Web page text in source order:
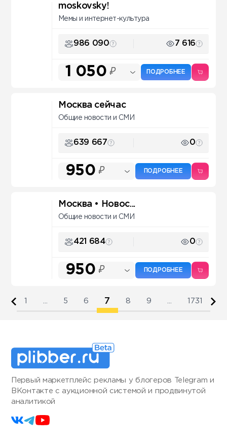
moskovsky!
Мемы и интернет-культура
986 090 7 616
1 050 ₽ ПОДРОБНЕЕ
Москва сейчас
Общие новости и СМИ
639 667 0
950 ₽ ПОДРОБНЕЕ
Москва • Новос...
Общие новости и СМИ
421 684 0
950 ₽ ПОДРОБНЕЕ
5 6 7 8 9 1731
Первый маркетплейс рекламы у блогеров Telegram и
ВКонтакте с аукционной системой и продвинутой
аналитикой